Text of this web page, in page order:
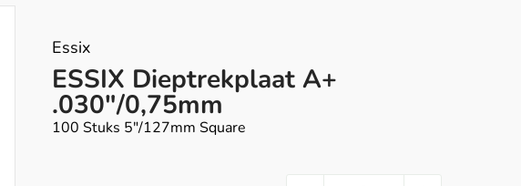
Essix
ESSIX Dieptrekplaat A+
.030"/0,75mm
100 Stuks 5"/127mm Square